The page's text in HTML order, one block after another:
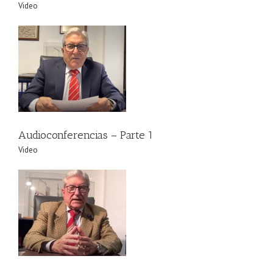
Video
Audioconferencias – Parte 1
Video